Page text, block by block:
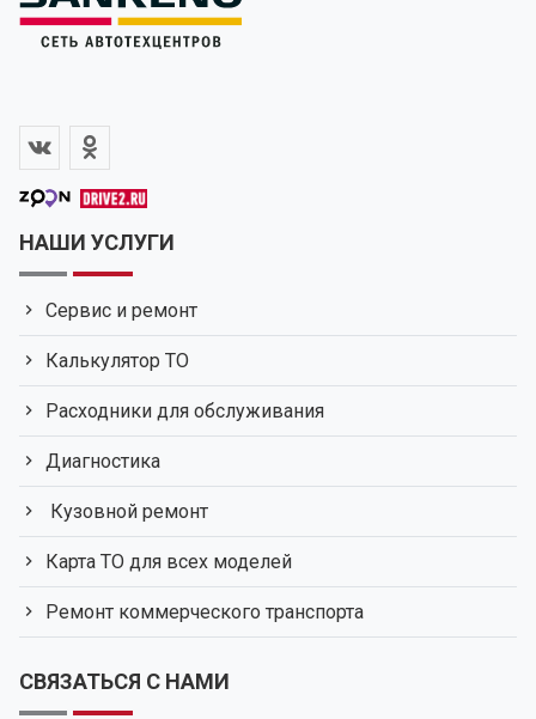
НАШИ УСЛУГИ
Сервис и ремонт
Калькулятор ТО
Расходники для обслуживания
Диагностика
Кузовной ремонт
Карта ТО для всех моделей
Ремонт коммерческого транспорта
СВЯЗАТЬСЯ С НАМИ